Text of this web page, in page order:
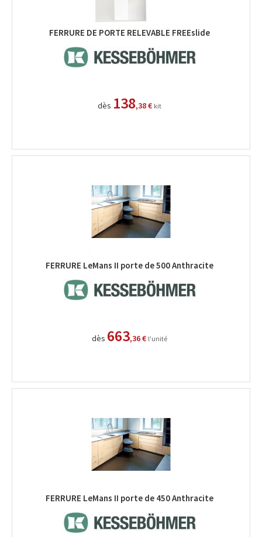
FERRURE DE PORTE RELEVABLE FREEslide
dès 138,38 € kit
FERRURE LeMans II porte de 500 Anthracite
dès 663,36 € l'unité
FERRURE LeMans II porte de 450 Anthracite